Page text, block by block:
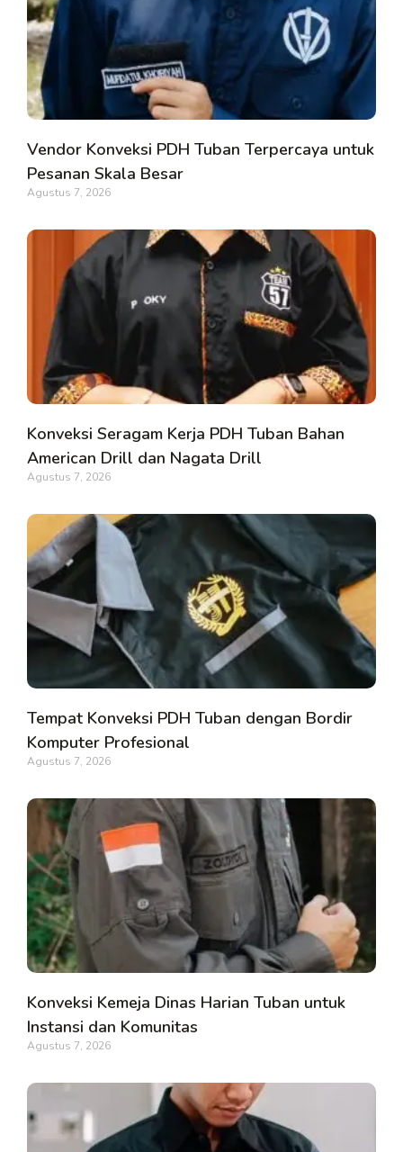
Vendor Konveksi PDH Tuban Terpercaya untuk
Pesanan Skala Besar
Agustus 7, 2026
Konveksi Seragam Kerja PDH Tuban Bahan
American Drill dan Nagata Drill
Agustus 7, 2026
Tempat Konveksi PDH Tuban dengan Bordir
Komputer Profesional
Agustus 7, 2026
Konveksi Kemeja Dinas Harian Tuban untuk
Instansi dan Komunitas
Agustus 7, 2026